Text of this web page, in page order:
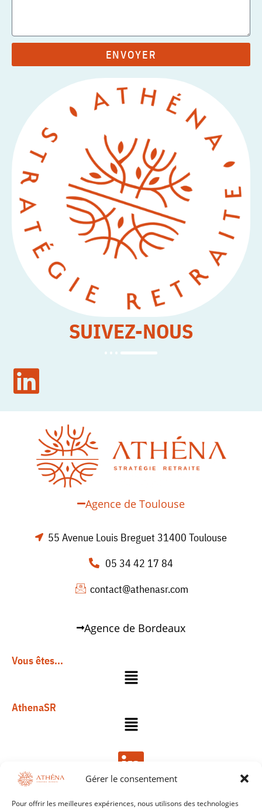
Gérer le consentement
Pour offrir les meilleures expériences, nous utilisons des technologies
ENVOYER
SUIVEZ-NOUS
Agence de Toulouse
55 Avenue Louis Breguet 31400 Toulouse
05 34 42 17 84
contact@athenasr.com
Agence de Bordeaux
Vous êtes...
AthenaSR